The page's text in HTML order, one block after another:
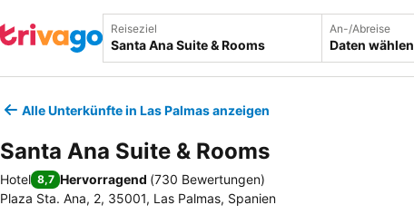
Reiseziel An-/Abreise
Daten wählen
Alle Unterkünfte in Las Palmas anzeigen
Santa Ana Suite & Rooms
Hotel 8,7 Hervorragend (730 Bewertungen)
Plaza Sta. Ana, 2, 35001, Las Palmas, Spanien